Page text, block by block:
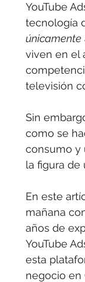
YouTube
tecnología
únicamente
viven en el
televisión
Sin
como se
consumo y
la figura de
En este
mañana
años de
YouTube
esta
negocio en